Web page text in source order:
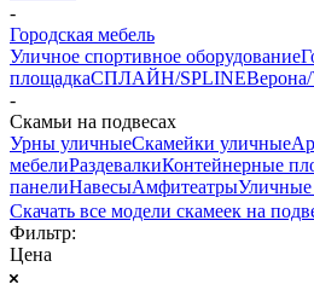
-
Городская мебель
Уличное спортивное оборудование
площадкаСПЛАЙН/SPLINEВерона/
-
Скамьи на подвесах
Урны уличныеСкамейки уличные
мебелиРаздевалкиКонтейнерные
панелиНавесыАмфитеатрыУличные
Скачать все модели скамеек на
Фильтр:
Цена